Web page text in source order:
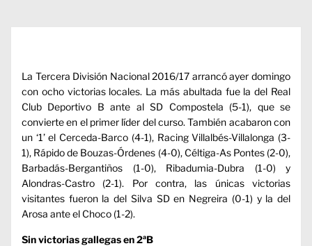
La Tercera División Nacional 2016/17 arrancó ayer domingo
con ocho victorias locales. La más abultada fue la del Real
Club Deportivo B ante al SD Compostela (5-1), que se
convierte en el primer líder del curso. También acabaron con
un ‘1’ el Cerceda-Barco (4-1), Racing Villalbés-Villalonga (3-
1), Rápido de Bouzas-Órdenes (4-0), Céltiga-As Pontes (2-0),
Barbadás-Bergantiños (1-0), Ribadumia-Dubra (1-0) y
Alondras-Castro (2-1). Por contra, las únicas victorias
visitantes fueron la del Silva SD en Negreira (0-1) y la del
Arosa ante el Choco (1-2).
Sin victorias gallegas en 2ªB